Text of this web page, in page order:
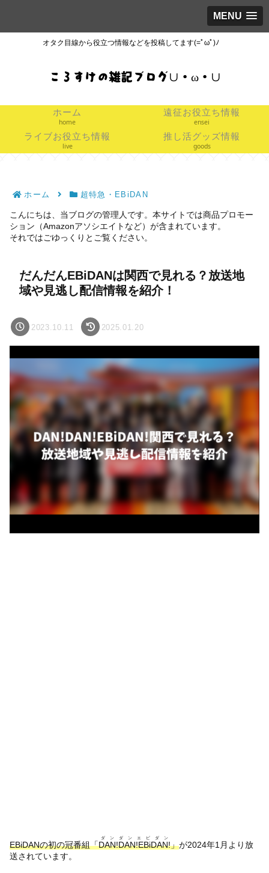
MENU
オタク目線から役立つ情報などを投稿してます(=ﾟωﾟ)ﾉ
ころすけの雑記ブログ∪・ω・∪
ホーム
home
遠征お役立ち情報
ensei
ライブお役立ち情報
live
推し活グッズ情報
goods
ホーム 超特急・EBiDAN
こんにちは、当ブログの管理人です。本サイトでは商品プロモー
ション（Amazonアソシエイトなど）が含まれています。
それではごゆっくりとご覧ください。
だんだんEBiDANは関西で見れる？放送地
域や見逃し配信情報を紹介！
2023.10.11 2025.01.20
EBiDANの初の冠番組「DAN!DAN!EBiDAN!
ダンダンエビダン
」が2024年1月より放
送されています。